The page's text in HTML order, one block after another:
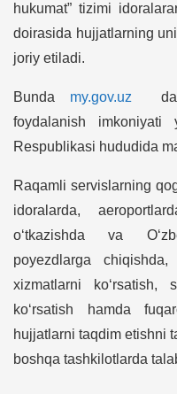
hukumat” tizimi
doirasida hujjatlarning
joriy etiladi.
Bunda my.gov.uz
da
foydalanish imkoniyati
Respublikasi hududida
Raqamli servislarning
idoralarda,
o‘tkazishda va
poyezdlarga
xizmatlarni ko‘rsatish,
ko‘rsatish hamda
hujjatlarni taqdim etishni
boshqa tashkilotlarda